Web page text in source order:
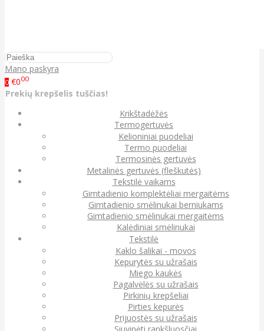
Mano paskyra
0 €000
Prekių krepšelis tuščias!
Krikštadėžės
Termogertuvės
Kelioniniai puodeliai
Termo puodeliai
Termosinės gertuvės
Metalinės gertuvės (fleškutės)
Tekstilė vaikams
Gimtadienio komplektėliai mergaitėms
Gimtadienio smėlinukai berniukams
Gimtadienio smėlinukai mergaitėms
Kalėdiniai smėlinukai
Tekstilė
Kaklo šalikai - movos
Kepurytės su užrašais
Miego kaukės
Pagalvėlės su užrašais
Pirkinių krepšeliai
Pirties kepurės
Prijuostės su užrašais
Siuvinėti rankšluosčiai